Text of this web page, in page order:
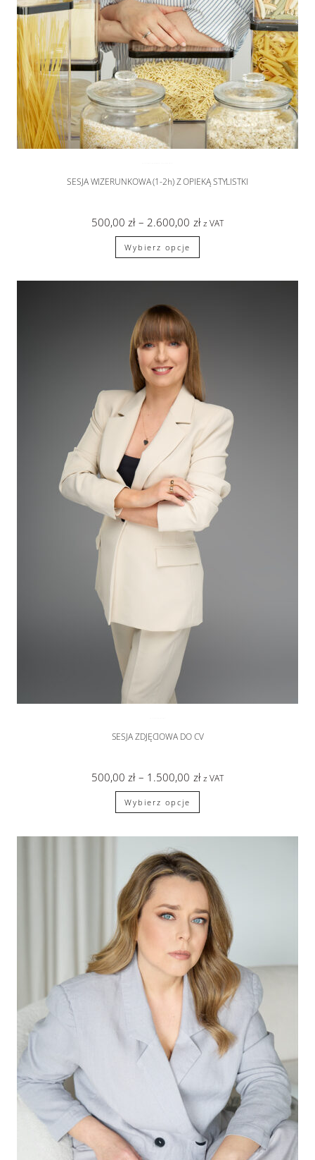
SESJA WIZERUNKOWA (1-2h) Z OPIEKĄ STYLISTKI
500,00 zł – 2.600,00 zł z VAT
Wybierz opcje
SESJA ZDJĘCIOWA DO CV
500,00zł – 1.500,00 zł z VAT
Wybierz opcje